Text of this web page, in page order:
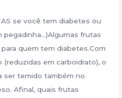
se você tem diabetes ou
pegadinha…)Algumas frutas
quem tem diabetes.Com
em carboidrato), o
ser temido também no
Afinal, quais frutas